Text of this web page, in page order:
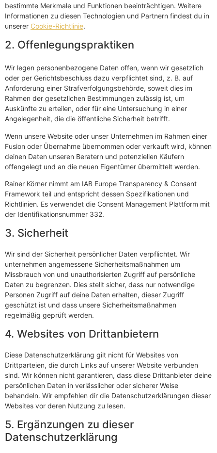
bestimmte Merkmale und Funktionen beeinträchtigen. Weitere
Informationen zu diesen Technologien und Partnern findest du in
unserer Cookie-Richtlinie.
2. Offenlegungspraktiken
Wir legen personenbezogene Daten offen, wenn wir gesetzlich
oder per Gerichtsbeschluss dazu verpflichtet sind, z. B. auf
Anforderung einer Strafverfolgungsbehörde, soweit dies im
Rahmen der gesetzlichen Bestimmungen zulässig ist, um
Auskünfte zu erteilen, oder für eine Untersuchung in einer
Angelegenheit, die die öffentliche Sicherheit betrifft.
Wenn unsere Website oder unser Unternehmen im Rahmen einer
Fusion oder Übernahme übernommen oder verkauft wird, können
deinen Daten unseren Beratern und potenziellen Käufern
offengelegt und an die neuen Eigentümer übermittelt werden.
Rainer Körner nimmt am IAB Europe Transparency & Consent
Framework teil und entspricht dessen Spezifikationen und
Richtlinien. Es verwendet die Consent Management Plattform mit
der Identifikationsnummer 332.
3. Sicherheit
Wir sind der Sicherheit persönlicher Daten verpflichtet. Wir
unternehmen angemessene Sicherheitsmaßnahmen um
Missbrauch von und unauthorisierten Zugriff auf persönliche
Daten zu begrenzen. Dies stellt sicher, dass nur notwendige
Personen Zugriff auf deine Daten erhalten, dieser Zugriff
geschützt ist und dass unsere Sicherheitsmaßnahmen
regelmäßig geprüft werden.
4. Websites von Drittanbietern
Diese Datenschutzerklärung gilt nicht für Websites von
Drittparteien, die durch Links auf unserer Website verbunden
sind. Wir können nicht garantieren, dass diese Drittanbieter deine
persönlichen Daten in verlässlicher oder sicherer Weise
behandeln. Wir empfehlen dir die Datenschutzerklärungen dieser
Websites vor deren Nutzung zu lesen.
5. Ergänzungen zu dieser
Datenschutzerklärung